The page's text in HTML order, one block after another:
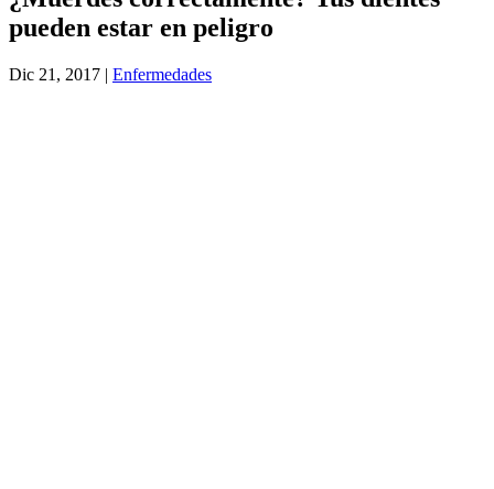
pueden estar en peligro
Dic 21, 2017 | Enfermedades